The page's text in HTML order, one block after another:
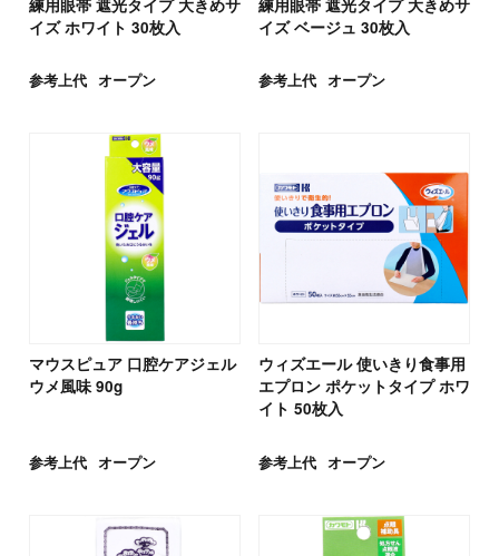
練用眼帯 遮光タイプ 大きめサ
イズ ホワイト 30枚入
参考上代 オープン
練用眼帯 遮光タイプ 大きめサ
イズ ベージュ 30枚入
参考上代 オープン
マウスピュア 口腔ケアジェル
ウメ風味 90g
参考上代 オープン
ウィズエール 使いきり食事用
エプロン ポケットタイプ ホワ
イト 50枚入
参考上代 オープン